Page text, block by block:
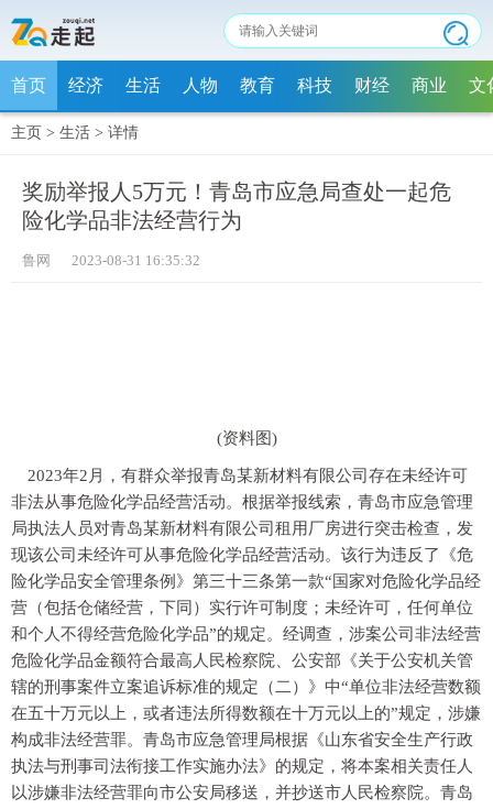
首页 经济 生活 人物 教育 科技 财经 商业 文
主页 > 生活 > 详情
奖励举报人5万元！青岛市应急局查处一起危
险化学品非法经营行为
鲁网 2023-08-31 16:35:32
(资料图)
2023年2月，有群众举报青岛某新材料有限公司存在未经许可
非法从事危险化学品经营活动。根据举报线索，青岛市应急管理
局执法人员对青岛某新材料有限公司租用厂房进行突击检查，发
现该公司未经许可从事危险化学品经营活动。该行为违反了《危
险化学品安全管理条例》第三十三条第一款“国家对危险化学品经
营（包括仓储经营，下同）实行许可制度；未经许可，任何单位
和个人不得经营危险化学品”的规定。经调查，涉案公司非法经营
危险化学品金额符合最高人民检察院、公安部《关于公安机关管
辖的刑事案件立案追诉标准的规定（二）》中“单位非法经营数额
在五十万元以上，或者违法所得数额在十万元以上的”规定，涉嫌
构成非法经营罪。青岛市应急管理局根据《山东省安全生产行政
执法与刑事司法衔接工作实施办法》的规定，将本案相关责任人
以涉嫌非法经营罪向市公安局移送，并抄送市人民检察院。青岛